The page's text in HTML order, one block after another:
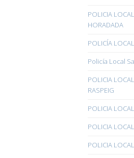
POLICIA
HORADADA
POLICÍA
Policía Local
POLICIA
RASPEIG
POLICIA
POLICIA
POLICIA